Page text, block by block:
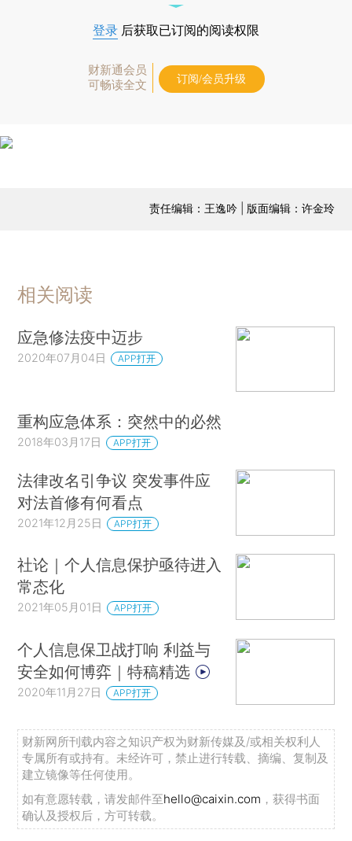
登录 后获取已订阅的阅读权限
财新通会员
可畅读全文
订阅/会员升级
责任编辑：王逸吟 | 版面编辑：许金玲
相关阅读
应急修法疫中迈步
2020年07月04日 APP打开
重构应急体系：突然中的必然
2018年03月17日 APP打开
法律改名引争议 突发事件应
对法首修有何看点
2021年12月25日 APP打开
社论｜个人信息保护亟待进入
常态化
2021年05月01日 APP打开
个人信息保卫战打响 利益与
安全如何博弈｜特稿精选
2020年11月27日 APP打开
财新网所刊载内容之知识产权为财新传媒及/或相关权利人
专属所有或持有。未经许可，禁止进行转载、摘编、复制及
建立镜像等任何使用。
如有意愿转载，请发邮件至hello@caixin.com ，获得书面
确认及授权后，方可转载。